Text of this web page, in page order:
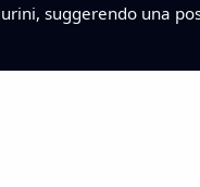
suggerendo una